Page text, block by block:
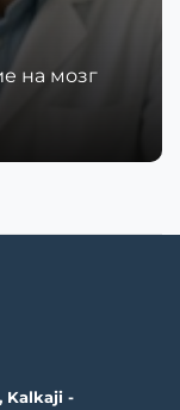
на мозг
Kalkaji -